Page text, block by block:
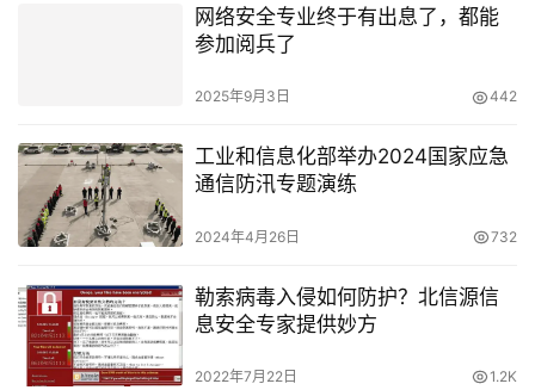
网络安全专业终于有出息了，都能
参加阅兵了
2025年9月3日 442
工业和信息化部举办2024国家应急
通信防汛专题演练
2024年4月26日 732
勒索病毒入侵如何防护？北信源信
息安全专家提供妙方
2022年7月22日 1.2K